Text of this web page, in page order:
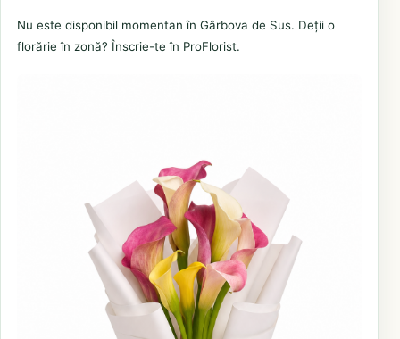
Nu este disponibil momentan în Gârbova de Sus. Deții o
florărie în zonă? Înscrie-te în ProFlorist.